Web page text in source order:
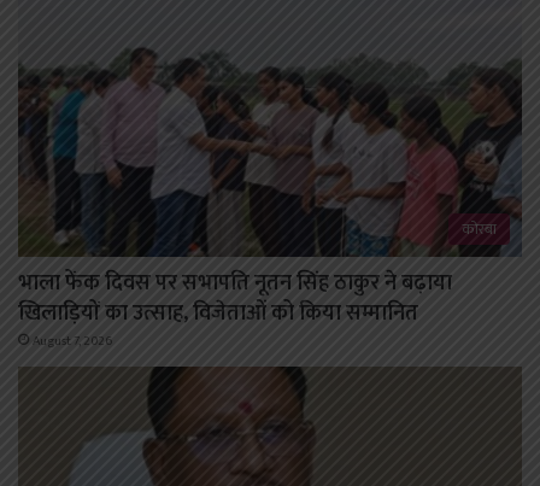
कोरबा
भाला फेंक दिवस पर सभापति नूतन सिंह ठाकुर ने बढ़ाया
खिलाड़ियों का उत्साह, विजेताओं को किया सम्मानित
August 7, 2026